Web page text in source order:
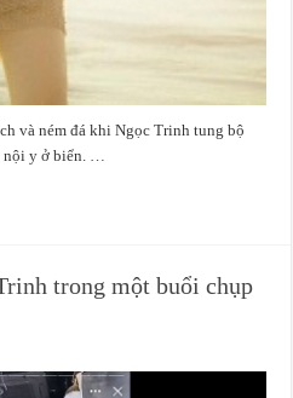
và ném đá khi Ngọc Trinh tung bộ
y ở biển. …
trong một buổi chụp